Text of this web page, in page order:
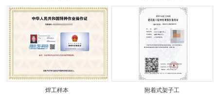
焊工样本 附着式架子工